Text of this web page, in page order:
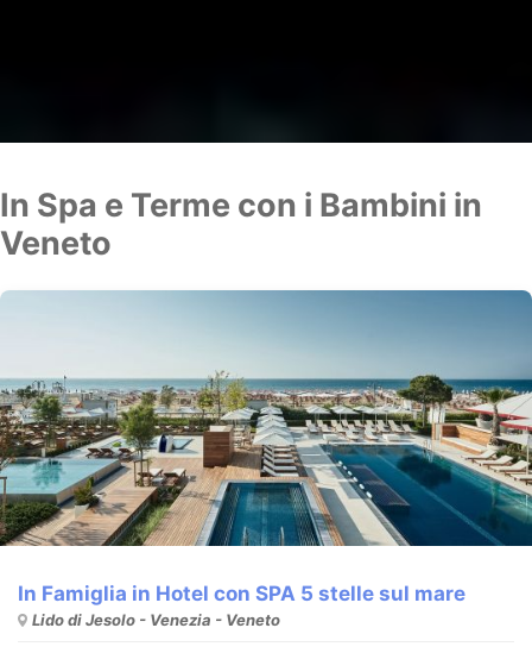
In Spa e Terme con i Bambini in
Veneto
In Famiglia in Hotel con SPA 5 stelle sul mare
Lido di Jesolo - Venezia - Veneto